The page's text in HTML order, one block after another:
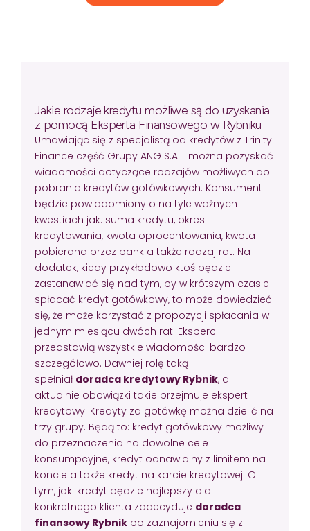
Jakie rodzaje kredytu możliwe są do uzyskania
z pomocą Eksperta Finansowego w Rybniku
Umawiając się z specjalistą od kredytów z Trinity
Finance część Grupy ANG S.A. można pozyskać
wiadomości dotyczące rodzajów możliwych do
pobrania kredytów gotówkowych. Konsument
będzie powiadomiony o na tyle ważnych
kwestiach jak: suma kredytu, okres
kredytowania, kwota oprocentowania, kwota
pobierana przez bank a także rodzaj rat. Na
dodatek, kiedy przykładowo ktoś będzie
zastanawiać się nad tym, by w krótszym czasie
spłacać kredyt gotówkowy, to może dowiedzieć
się, że może korzystać z propozycji spłacania w
jednym miesiącu dwóch rat. Eksperci
przedstawią wszystkie wiadomości bardzo
szczegółowo. Dawniej rolę taką
spełniał doradca kredytowy Rybnik, a
aktualnie obowiązki takie przejmuje ekspert
kredytowy. Kredyty za gotówkę można dzielić na
trzy grupy. Będą to: kredyt gotówkowy możliwy
do przeznaczenia na dowolne cele
konsumpcyjne, kredyt odnawialny z limitem na
koncie a także kredyt na karcie kredytowej. O
tym, jaki kredyt będzie najlepszy dla
konkretnego klienta zadecyduje doradca
finansowy Rybnik po zaznajomieniu się z